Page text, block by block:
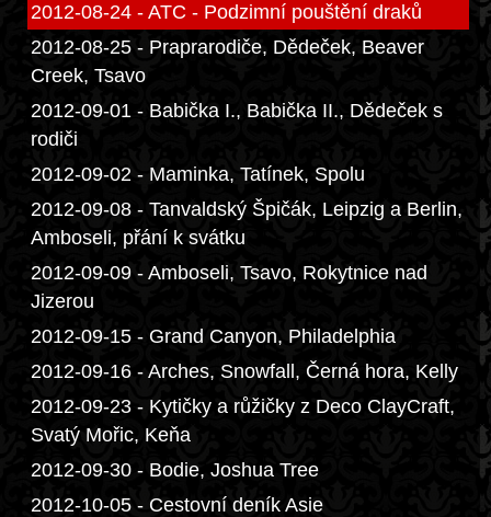
2012-08-24 - ATC - Podzimní pouštění draků
2012-08-25 - Praprarodiče, Dědeček, Beaver
Creek, Tsavo
2012-09-01 - Babička I., Babička II., Dědeček s
rodiči
2012-09-02 - Maminka, Tatínek, Spolu
2012-09-08 - Tanvaldský Špičák, Leipzig a Berlin,
Amboseli, přání k svátku
2012-09-09 - Amboseli, Tsavo, Rokytnice nad
Jizerou
2012-09-15 - Grand Canyon, Philadelphia
2012-09-16 - Arches, Snowfall, Černá hora, Kelly
2012-09-23 - Kytičky a růžičky z Deco ClayCraft,
Svatý Mořic, Keňa
2012-09-30 - Bodie, Joshua Tree
2012-10-05 - Cestovní deník Asie